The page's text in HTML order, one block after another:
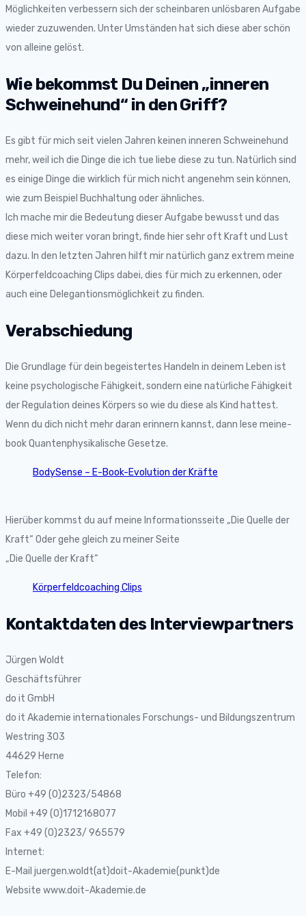
Möglichkeiten verbessern sich der scheinbaren unlösbaren Aufgabe
wieder zuzuwenden. Unter Umständen hat sich diese aber schön
von alleine gelöst.
Wie bekommst Du Deinen „inneren
Schweinehund“ in den Griff?
Es gibt für mich seit vielen Jahren keinen inneren Schweinehund
mehr, weil ich die Dinge die ich tue liebe diese zu tun. Natürlich sind
es einige Dinge die wirklich für mich nicht angenehm sein können,
wie zum Beispiel Buchhaltung oder ähnliches.
Ich mache mir die Bedeutung dieser Aufgabe bewusst und das
diese mich weiter voran bringt, finde hier sehr oft Kraft und Lust
dazu. In den letzten Jahren hilft mir natürlich ganz extrem meine
Körperfeldcoaching Clips dabei, dies für mich zu erkennen, oder
auch eine Delegantionsmöglichkeit zu finden.
Verabschiedung
Die Grundlage für dein begeistertes Handeln in deinem Leben ist
keine psychologische Fähigkeit, sondern eine natürliche Fähigkeit
der Regulation deines Körpers so wie du diese als Kind hattest.
Wenn du dich nicht mehr daran erinnern kannst, dann lese meine-
book Quantenphysikalische Gesetze.
BodySense – E-Book-Evolution der Kräfte
Hierüber kommst du auf meine Informationsseite „Die Quelle der
Kraft“ Oder gehe gleich zu meiner Seite
„Die Quelle der Kraft“
Körperfeldcoaching Clips
Kontaktdaten des Interviewpartners
Jürgen Woldt
Geschäftsführer
do it GmbH
do it Akademie internationales Forschungs- und Bildungszentrum
Westring 303
44629 Herne
Telefon:
Büro +49 (0)2323/54868
Mobil +49 (0)1712168077
Fax +49 (0)2323/ 965579
Internet:
E-Mail juergen.woldt(at)doit-Akademie(punkt)de
Website www.doit-Akademie.de